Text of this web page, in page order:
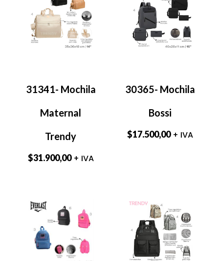
31341- Mochila
Maternal
Trendy
$31.900,00 + IVA
30365- Mochila
Bossi
$17.500,00 + IVA